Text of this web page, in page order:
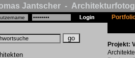
Jantscher -
Projekt: